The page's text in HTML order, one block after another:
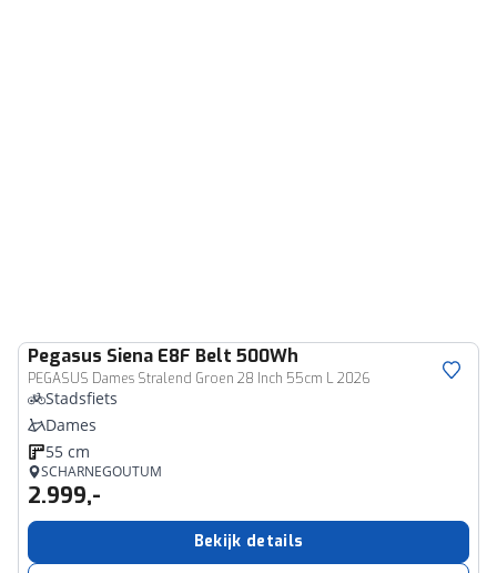
Pegasus Siena E8F Belt 500Wh
PEGASUS Dames Stralend Groen 28 Inch 55cm L 2026
Stadsfiets
Dames
55 cm
SCHARNEGOUTUM
2.999,-
Bekijk details